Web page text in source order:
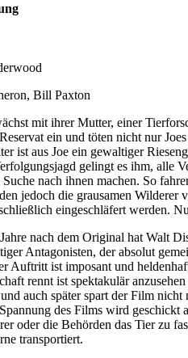
Bill Paxton
mit ihrer Mutter, einer
ein und töten nicht nur
ist aus Joe ein gewaltiger
gelingt es ihm, alle
nach ihnen machen. So
jedoch die grausamen Wilderer
eingeschläfert werden.
nach dem Original hat Walt
Antagonisten, der absolut
Auftritt ist imposant und
rennt ist spektakulär
auch später spart der Film
des Films wird geschickt
oder die Behörden das Tier zu
transportiert.